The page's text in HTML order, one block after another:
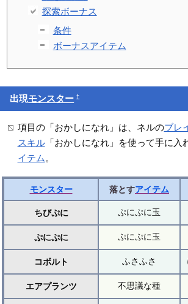
探索ボーナス
条件
ボーナスアイテム
出現モンスター †
項目の「おかしになれ」は、ネルのブレ
スキル「おかしになれ」を使って手に入
イテム 。
モンスター 落とすアイテム
ちびぷに ぷにぷに玉
ぷにぷに ぷにぷに玉
コボルト ふさふさ
エアプランツ 不思議な種